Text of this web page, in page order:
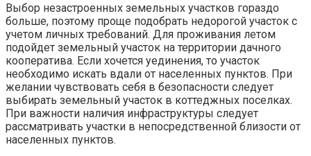
Выбор незастроенных земельных участков гораздо
больше, поэтому проще подобрать недорогой участок с
учетом личных требований. Для проживания летом
подойдет земельный участок на территории дачного
кооператива. Если хочется уединения, то участок
необходимо искать вдали от населенных пунктов. При
желании чувствовать себя в безопасности следует
выбирать земельный участок в коттеджных поселках.
При важности наличия инфраструктуры следует
рассматривать участки в непосредственной близости от
населенных пунктов.